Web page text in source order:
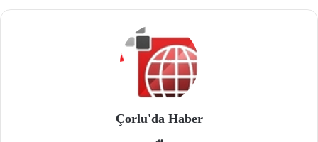
Çorlu'da Haber